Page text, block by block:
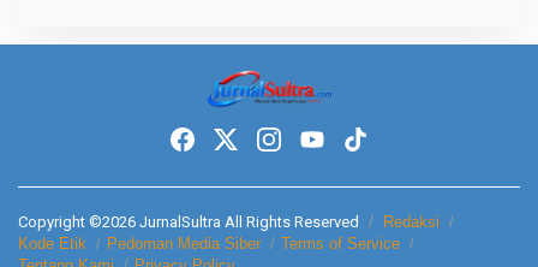
Copyright ©2026 JurnalSultra All Rights Reserved
Redaksi
Kode Etik
Pedoman Media Siber
Terms of Service